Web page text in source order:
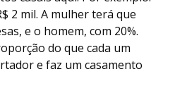
2 mil. A mulher terá que
e o homem, com 20%.
do que cada um
e faz um casamento